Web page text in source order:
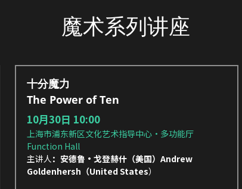
魔术系列讲座
十分魔力
The Power of Ten
10月30日 10:00
上海市浦东新区文化艺术指导中心·多功能厅
Function Hall
主讲人 ：安德鲁·戈登赫什（美国）Andrew
Goldenhersh（United States）